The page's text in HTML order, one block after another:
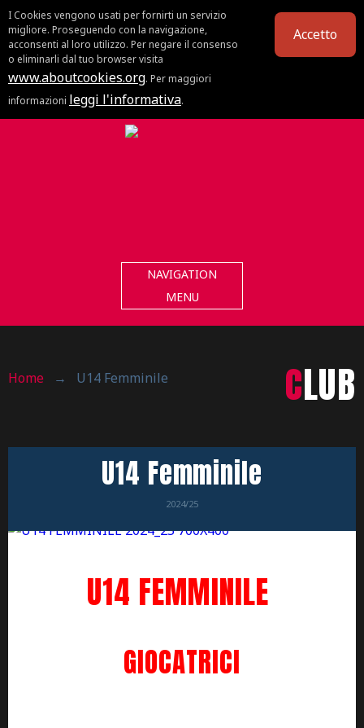
I Cookies vengono usati per fornirti un servizio
migliore. Proseguendo con la navigazione,
acconsenti al loro utilizzo. Per negare il consenso
o eliminarli dal tuo browser visita
www.aboutcookies.org. Per maggiori
informazioni leggi l'informativa.
Accetto
NAVIGATION
MENU
Home → U14 Femminile CLUB
U14 Femminile
2024/25
U14 FEMMINILE
GIOCATRICI